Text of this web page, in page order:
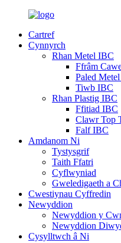
Cartref
Cynnyrch
Rhan Metel IBC
Ffrâm
Paled
Tiwb IBC
Rhan Plastig IBC
Ffitiad IBC
Clawr Top
Falf IBC
Amdanom Ni
Tystysgrif
Taith Ffatri
Cyflwyniad
Gweledigaeth a
Cwestiynau Cyffredin
Newyddion
Newyddion y
Newyddion
Cysylltwch â Ni